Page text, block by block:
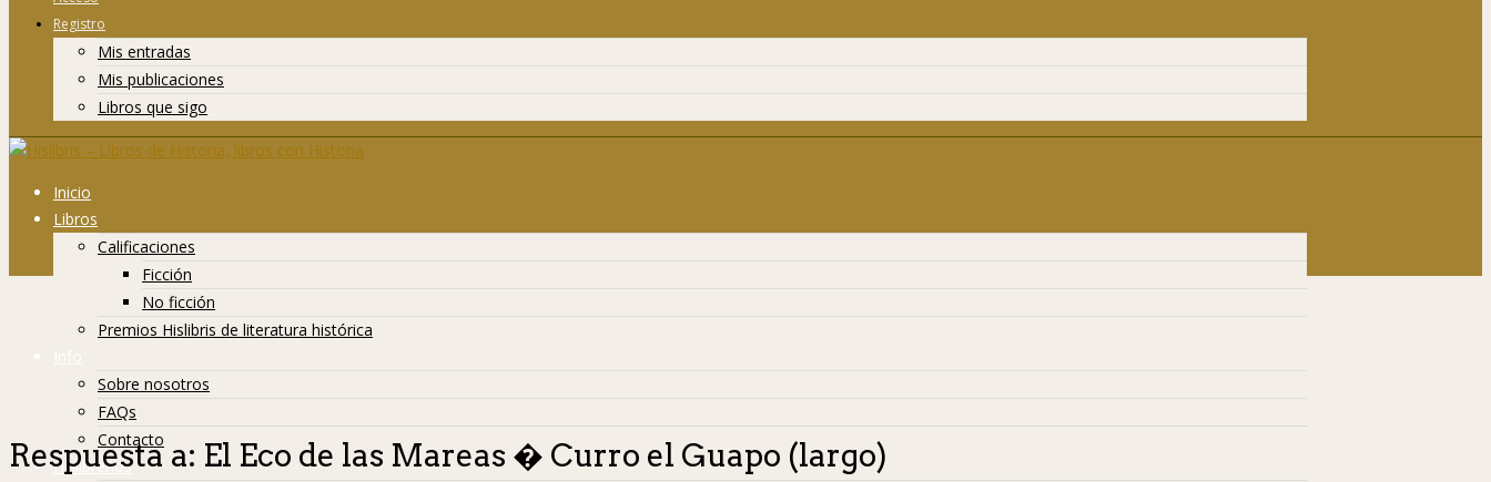
Registro
Mis entradas
Mis publicaciones
Libros que sigo
Inicio
Libros
Calificaciones
Ficción
No ficción
Premios Hislibris de literatura histórica
Info
Sobre nosotros
FAQs
Contacto
Hislibreños
Respuesta a: El Eco de las Mareas � Curro el Guapo (largo)